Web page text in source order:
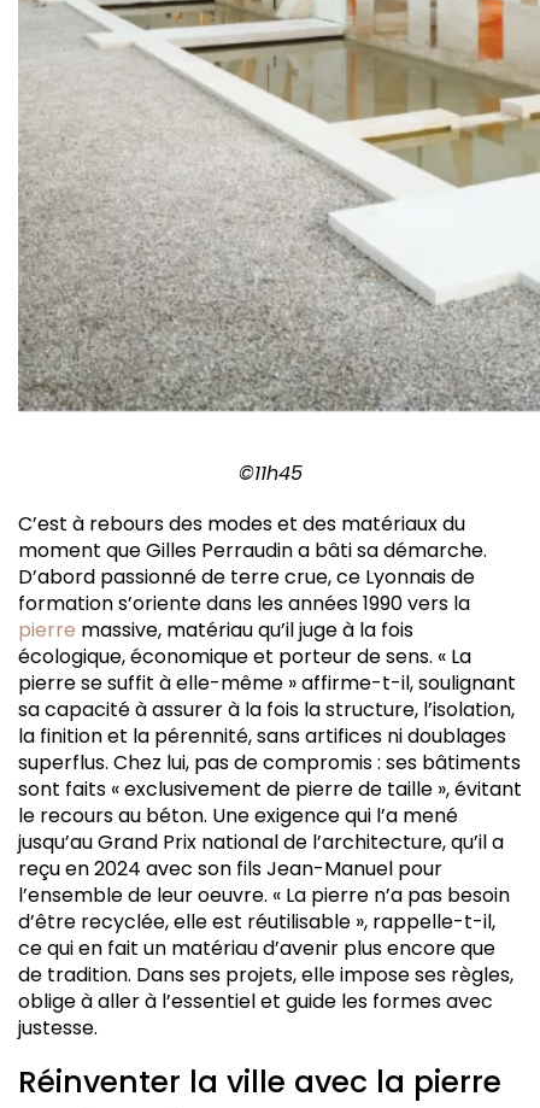
©11h45
C’est à rebours des modes et des matériaux du
moment que Gilles Perraudin a bâti sa démarche.
D’abord passionné de terre crue, ce Lyonnais de
formation s’oriente dans les années 1990 vers la
pierre massive, matériau qu’il juge à la fois
écologique, économique et porteur de sens. « La
pierre se suffit à elle-même » affirme-t-il, soulignant
sa capacité à assurer à la fois la structure, l’isolation,
la finition et la pérennité, sans artifices ni doublages
superflus. Chez lui, pas de compromis : ses bâtiments
sont faits « exclusivement de pierre de taille », évitant
le recours au béton. Une exigence qui l’a mené
jusqu’au Grand Prix national de l’architecture, qu’il a
reçu en 2024 avec son fils Jean-Manuel pour
l’ensemble de leur oeuvre. « La pierre n’a pas besoin
d’être recyclée, elle est réutilisable », rappelle-t-il,
ce qui en fait un matériau d’avenir plus encore que
de tradition. Dans ses projets, elle impose ses règles,
oblige à aller à l’essentiel et guide les formes avec
justesse.
Réinventer la ville avec la pierre